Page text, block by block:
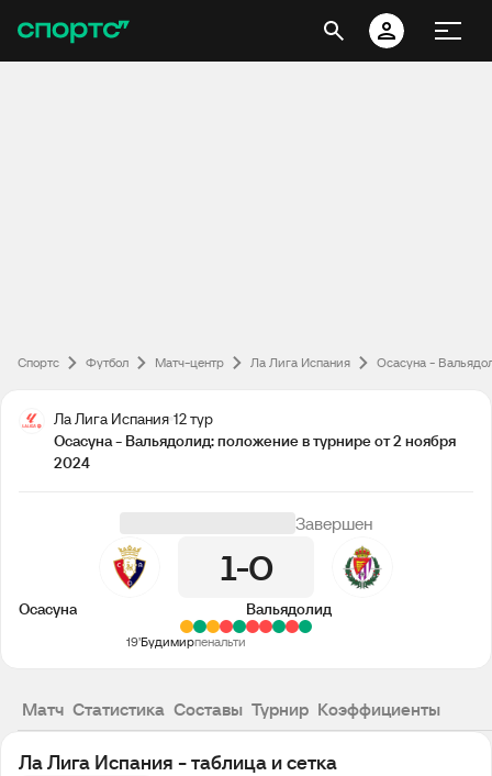
Спортс Футбол Матч-центр Ла Лига Испания Осасуна -
Ла Лига Испания 12 тур
Осасуна - Вальядолид: положение в турнире от 2 ноября
2024
Завершен
1 0
Осасуна Вальядолид
19'Будимирпенальти
Матч Статистика Составы Турнир Коэффициенты
Ла Лига Испания - таблица и сетка